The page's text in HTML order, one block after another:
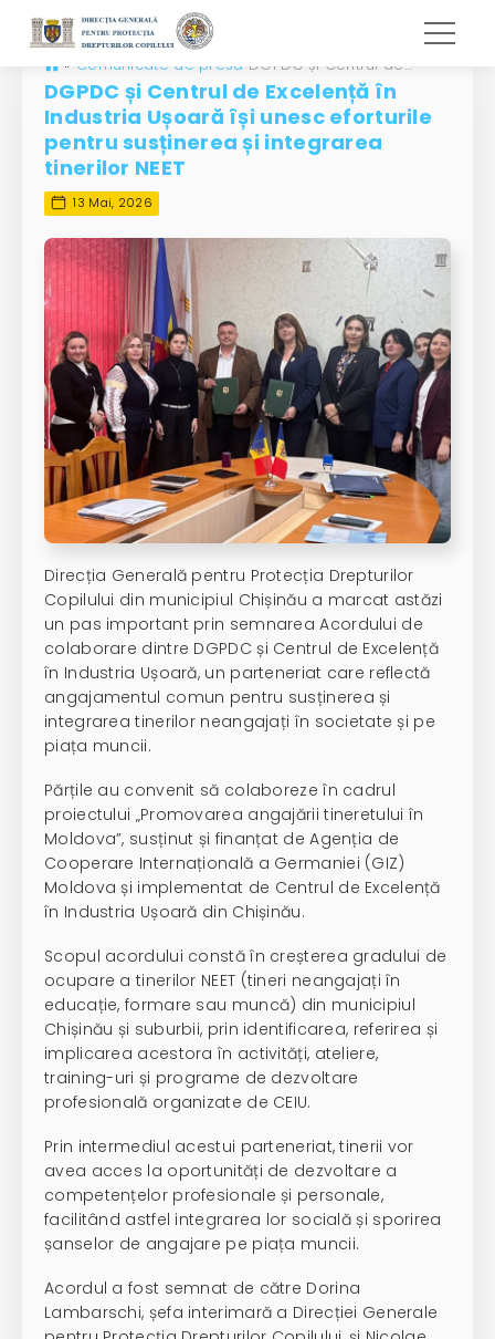
» Comunicate de presă DGPDC și Centrul de Excelență în Industria Ușoară își unesc eforturile pentru susținerea și integrarea tinerilor NEET
DGPDC și Centrul de Excelență în
Industria Ușoară își unesc eforturile
pentru susținerea și integrarea
tinerilor NEET
13 Mai, 2026
Direcția Generală pentru Protecția Drepturilor
Copilului din municipiul Chișinău a marcat astăzi
un pas important prin semnarea Acordului de
colaborare dintre DGPDC și Centrul de Excelență
în Industria Ușoară, un parteneriat care reflectă
angajamentul comun pentru susținerea și
integrarea tinerilor neangajați în societate și pe
piața muncii.
Părțile au convenit să colaboreze în cadrul
proiectului „Promovarea angajării tineretului în
Moldova”, susținut și finanțat de Agenția de
Cooperare Internațională a Germaniei (GIZ)
Moldova și implementat de Centrul de Excelență
în Industria Ușoară din Chișinău.
Scopul acordului constă în creșterea gradului de
ocupare a tinerilor NEET (tineri neangajați în
educație, formare sau muncă) din municipiul
Chișinău și suburbii, prin identificarea, referirea și
implicarea acestora în activități, ateliere,
training-uri și programe de dezvoltare
profesională organizate de CEIU.
Prin intermediul acestui parteneriat, tinerii vor
avea acces la oportunități de dezvoltare a
competențelor profesionale și personale,
facilitând astfel integrarea lor socială și sporirea
șanselor de angajare pe piața muncii.
Acordul a fost semnat de către Dorina
Lambarschi, șefa interimară a Direcției Generale